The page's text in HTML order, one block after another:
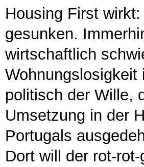
Housing First
gesunken.
wirtschaftlich
politisch der Wille,
Umsetzung in der
Portugals
Dort will der rot-